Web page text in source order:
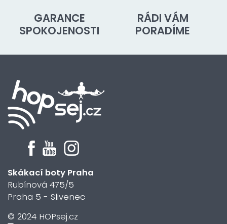
GARANCE
SPOKOJENOSTI
RÁDI VÁM
PORADÍME
Skákací boty Praha
Rubínová 475/5
Praha 5 - Slivenec
© 2024 HOPsej.cz